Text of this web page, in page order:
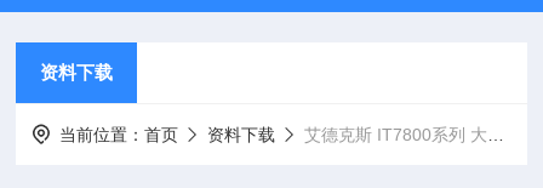
资料下载
当前位置：首页 资料下载 艾德克斯 IT7800系列 大功率可编程交流电源-通讯协议